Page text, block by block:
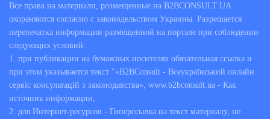
Все права на материали, розмещенные на B2BCONSULT.UA
охораняются согласно с законодельством Украины. Разрешается
перепечатка информации размещенной на портале при соблюдении
следующих условий:
1. при публикации на бумажных носителях обязательная ссылка и
при этом указывается текст "«B2BConsult - Всеукраїнський онлайн
сервіс консультацій з законодавства», www.b2bconsult.ua - Как
источник информации;
2. для Интернет-ресурсов - Гиперссылка на текст материалу, не